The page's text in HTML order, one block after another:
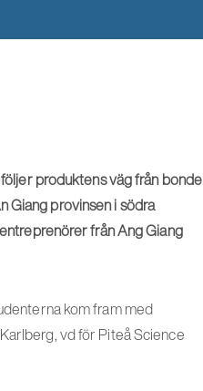
produktens väg från bonde
Giang provinsen i södra
från Ang Giang
kom fram med
vd för Piteå Science